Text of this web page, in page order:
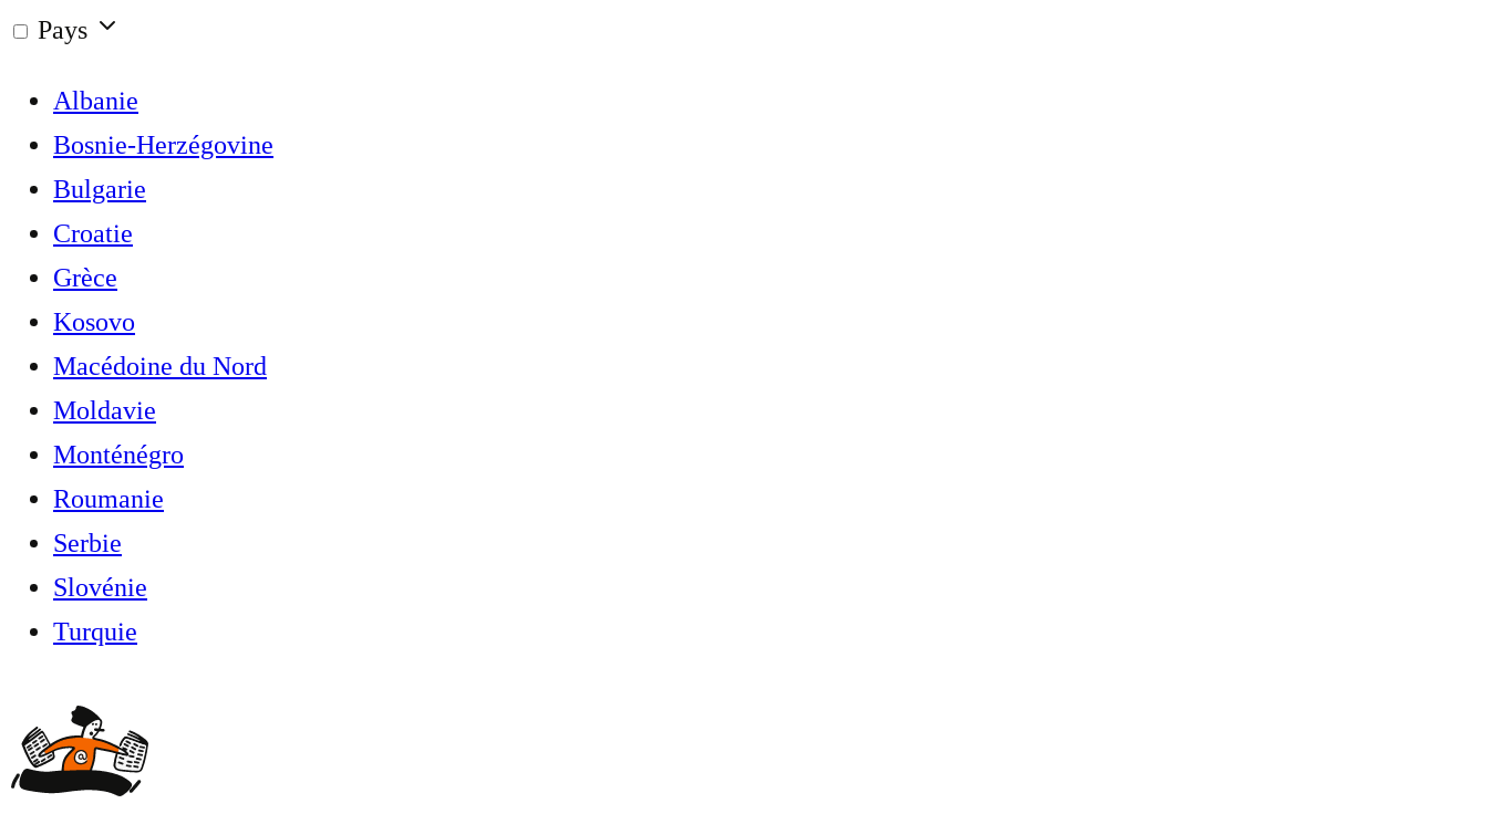
Pays
Albanie
Bosnie-Herzégovine
Bulgarie
Croatie
Grèce
Kosovo
Macédoine du Nord
Moldavie
Monténégro
Roumanie
Serbie
Slovénie
Turquie